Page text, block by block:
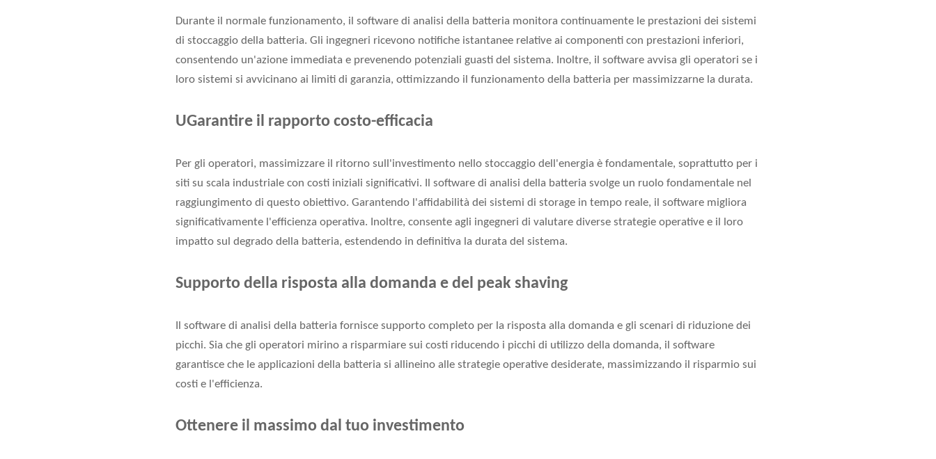
Durante il normale funzionamento, il software di analisi della batteria monitora continuamente le prestazioni dei sistemi
di stoccaggio della batteria. Gli ingegneri ricevono notifiche istantanee relative ai componenti con prestazioni inferiori,
consentendo un'azione immediata e prevenendo potenziali guasti del sistema. Inoltre, il software avvisa gli operatori se i
loro sistemi si avvicinano ai limiti di garanzia, ottimizzando il funzionamento della batteria per massimizzarne la durata.
UGarantire il rapporto costo-efficacia
Per gli operatori, massimizzare il ritorno sull'investimento nello stoccaggio dell'energia è fondamentale, soprattutto per i
siti su scala industriale con costi iniziali significativi. Il software di analisi della batteria svolge un ruolo fondamentale nel
raggiungimento di questo obiettivo. Garantendo l'affidabilità dei sistemi di storage in tempo reale, il software migliora
significativamente l'efficienza operativa. Inoltre, consente agli ingegneri di valutare diverse strategie operative e il loro
impatto sul degrado della batteria, estendendo in definitiva la durata del sistema.
Supporto della risposta alla domanda e del peak shaving
Il software di analisi della batteria fornisce supporto completo per la risposta alla domanda e gli scenari di riduzione dei
picchi. Sia che gli operatori mirino a risparmiare sui costi riducendo i picchi di utilizzo della domanda, il software
garantisce che le applicazioni della batteria si allineino alle strategie operative desiderate, massimizzando il risparmio sui
costi e l'efficienza.
Ottenere il massimo dal tuo investimento